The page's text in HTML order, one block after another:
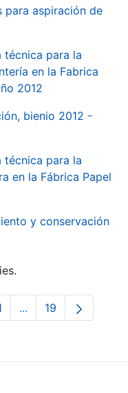
para aspiración de
técnica para la
en la Fabrica
2012
bienio 2012 -
técnica para la
en la Fábrica Papel
y conservación
Use TAB to
...Intermediate Pages
Page
19